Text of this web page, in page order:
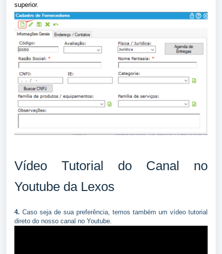
superior.
Vídeo Tutorial do Canal no
Youtube da Lexos
4. Caso seja de sua preferência, temos também um vídeo tutorial
direto do nosso canal no Youtube.